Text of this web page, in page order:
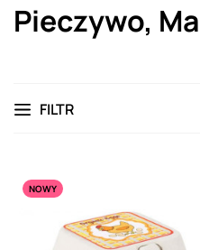
Pieczywo,
FILTR
NOWY